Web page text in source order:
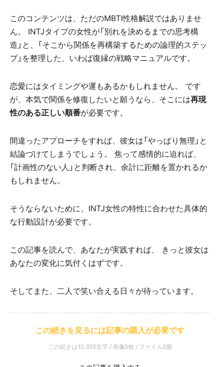
このコンテンツは、ただのMBTI性格解説ではありませ
ん。 INTJタイプの女性が「別れを決めるまでの思考構
造」と、「そこから関係を再構築するための論理的ステッ
プ」を整理した、いわば復縁の戦略マニュアルです。
恋愛にはタイミングや運もあるかもしれません。 です
が、本気で関係を修復したいと願うなら、そこには再現
性のある正しい順番が必要です。
間違ったアプローチをすれば、彼女は「やっぱり無理」と
結論づけてしまうでしょう。 焦って感情的に迫れば、
「計画性のない人」と判断され、余計に距離を置かれるか
もしれません。
そうならないために、INTJ女性の特性に合わせた具体的
な行動設計が必要です。
この記事を読んで、あなたが実践すれば、 きっと彼女は
あなたの変化に気付くはずです。
そしてまた、二人で笑い合える日々が待っています。
この続きを見るには記事の購入が必要です
この続きは10,955文字 / 画像5枚 / ファイル2個